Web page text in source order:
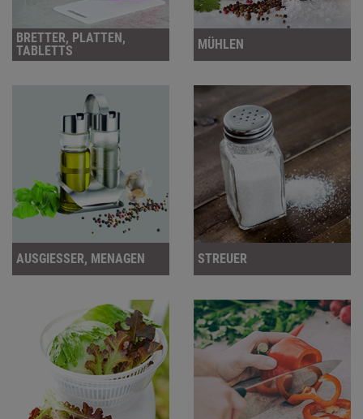
BRETTER, PLATTEN,
TABLETTS
MÜHLEN
AUSGIESSER, MENAGEN STREUER